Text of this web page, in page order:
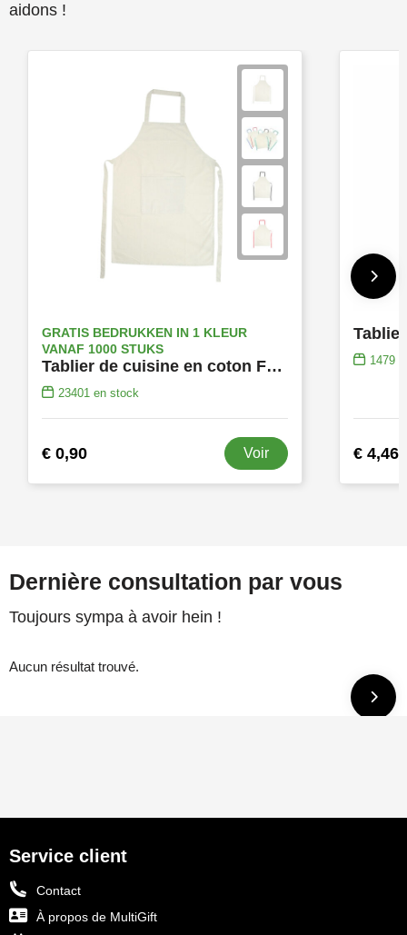
aidons !
GRATIS BEDRUKKEN IN 1 KLEUR
VANAF 1000 STUKS
Tablier de cuisine en coton Fairtrade avec de longues poignées
23401en stock
€ 0,90 Voir
1479
€ 4,46
Dernière consultation par vous
Toujours sympa à avoir hein !
Aucun résultat trouvé.
Service client
Contact
À propos de MultiGift